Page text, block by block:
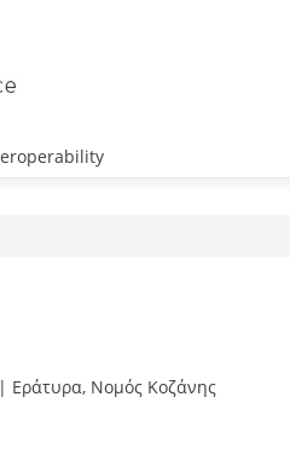
Νομός Κοζάνης